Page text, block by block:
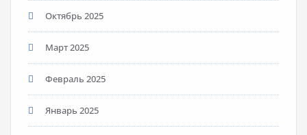
Октябрь 2025
Март 2025
Февраль 2025
Январь 2025